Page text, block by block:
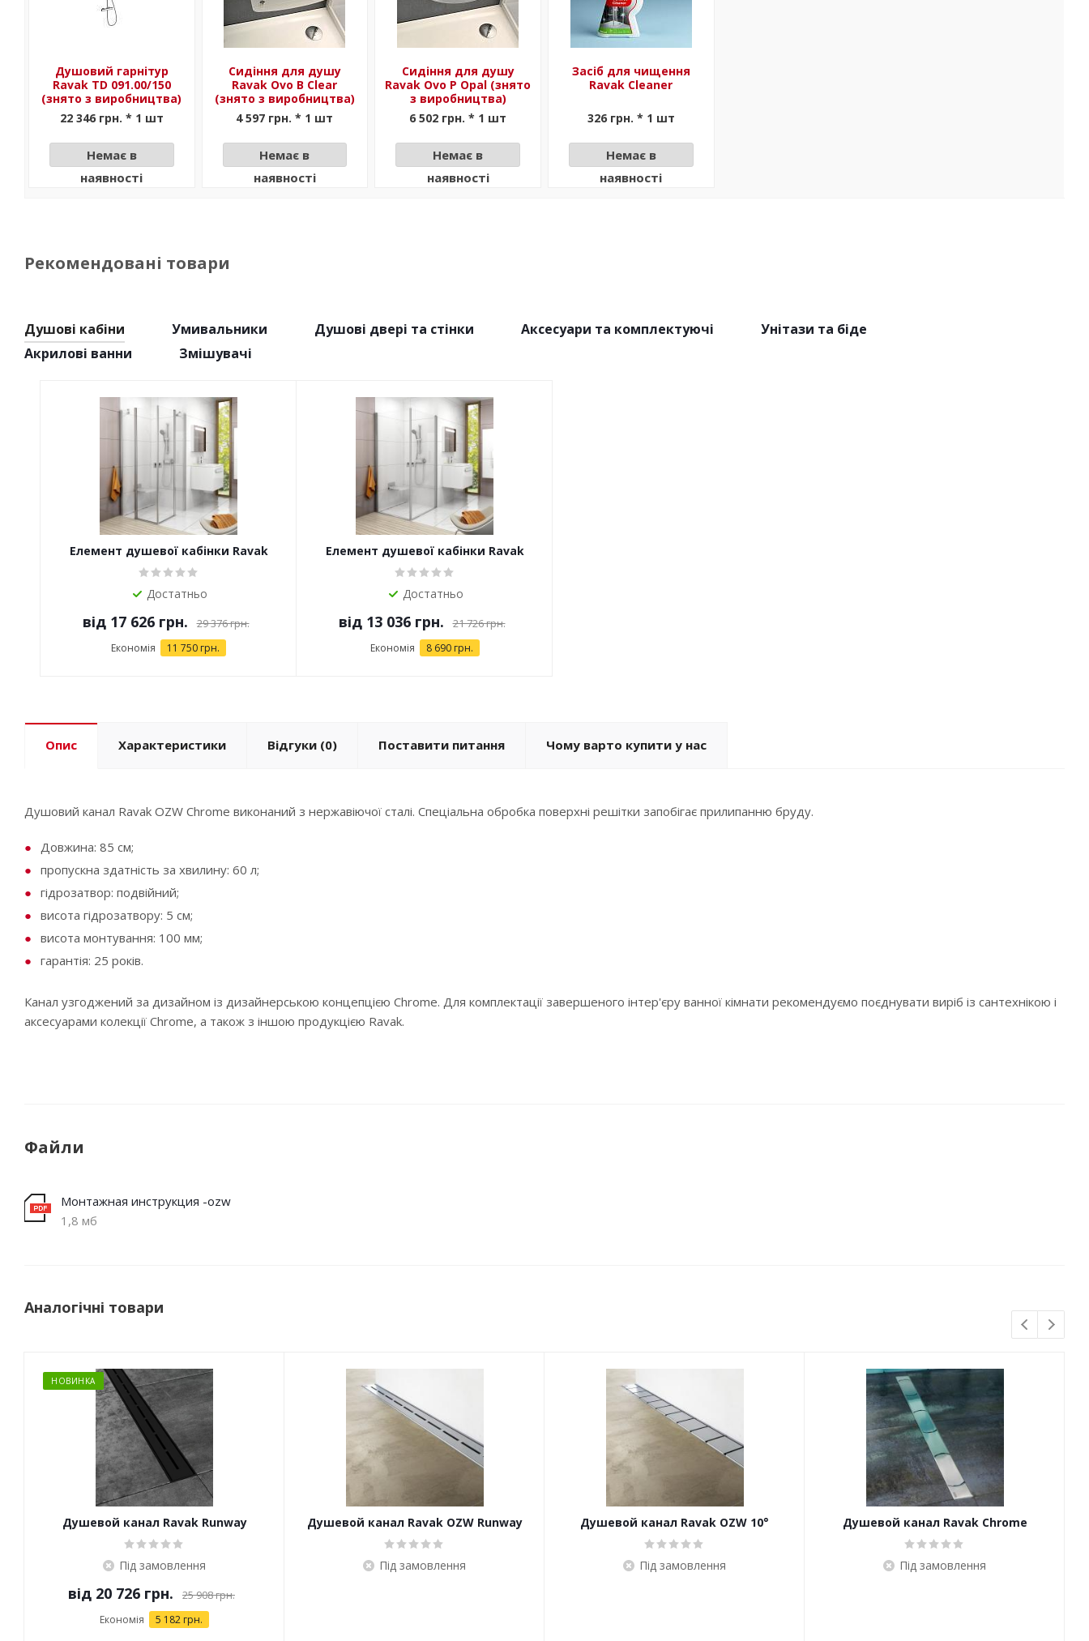
Душовий гарнітур
Ravak TD 091.00/150
(знято з виробництва)
22 346 грн. * 1 шт
Немає в
наявності
Сидіння для душу
Ravak Ovo B Clear
(знято з виробництва)
4 597 грн. * 1 шт
Немає в
наявності
Сидіння для душу
Ravak Ovo P Opal (знято
з виробництва)
6 502 грн. * 1 шт
Немає в
наявності
Засіб для чищення
Ravak Cleaner
326 грн. * 1 шт
Немає в
наявності
Рекомендовані товари
Душові кабіни Умивальники Душові двері та стінки Аксесуари та комплектуючі
Унітази та біде
Акрилові ванни
Змішувачі
Елемент душевої кабінки Ravak
CRV2
Достатньо
від 17 626 грн. 29 376 грн.
Економія 11 750 грн.
Елемент душевої кабінки Ravak
CRV1
Достатньо
від 13 036 грн. 21 726 грн.
Економія 8 690 грн.
Опис Характеристики Відгуки (0) Поставити питання Чому варто купити у нас
Душовий канал Ravak OZW Chrome виконаний з нержавіючої сталі. Спеціальна обробка поверхні решітки запобігає прилипанню бруду.
Довжина: 85 см;
пропускна здатність за хвилину: 60 л;
гідрозатвор: подвійний;
висота гідрозатвору: 5 см;
висота монтування: 100 мм;
гарантія: 25 років.
Канал узгоджений за дизайном із дизайнерською концепцією Chrome. Для комплектації завершеного інтер'єру ванної кімнати рекомендуємо поєднувати виріб із сантехнікою і
аксесуарами колекції Chrome, а також з іншою продукцією Ravak.
Файли
Монтажная инструкция -ozw
1,8 мб
Аналогічні товари
НОВИНКА
Душевой канал Ravak Runway
черный
Під замовлення
від 20 726 грн. 25 908 грн.
Економія 5 182 грн.
Душевой канал Ravak OZW Runway
Під замовлення
Душевой канал Ravak OZW 10°
Під замовлення
Душевой канал Ravak Chrome
Під замовлення